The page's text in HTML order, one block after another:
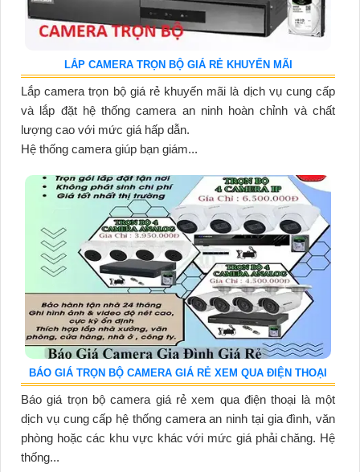
LẮP CAMERA TRỌN BỘ GIÁ RẺ KHUYẾN MÃI
Lắp camera trọn bộ giá rẻ khuyến mãi là dịch vụ cung cấp
và lắp đặt hệ thống camera an ninh hoàn chỉnh và chất
lượng cao với mức giá hấp dẫn.
Hệ thống camera giúp bạn giám...
BÁO GIÁ TRỌN BỘ CAMERA GIÁ RẺ XEM QUA ĐIỆN THOẠI
Báo giá trọn bộ camera giá rẻ xem qua điện thoại là một
dịch vụ cung cấp hệ thống camera an ninh tại gia đình, văn
phòng hoặc các khu vực khác với mức giá phải chăng. Hệ
thống...